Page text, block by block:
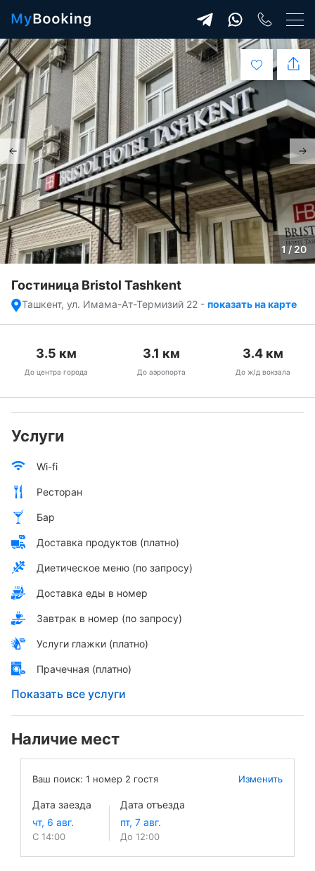
1 / 20
Гостиница Bristol Tashkent
Ташкент, ул. Имама-Ат-Термизий 22 - показать на карте
3.5 км
До центра города
3.1 км
До аэропорта
3.4км
До ж/д вокзала
Услуги
Wi-fi
Ресторан
Бар
Доставка продуктов (платно)
Диетическое меню (по запросу)
Доставка еды в номер
Завтрак в номер (по запросу)
Услуги глажки (платно)
Прачечная (платно)
Показать все услуги
Наличие мест
Ваш поиск: 1 номер 2 гостя Изменить
Дата заезда
С 14:00
Дата отъезда
До 12:00